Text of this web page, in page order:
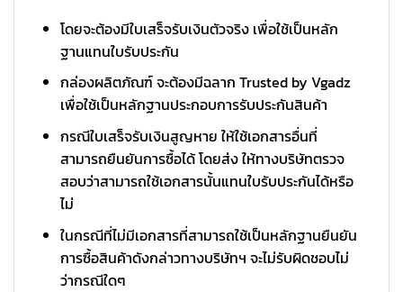
โดยจะต้องมีใบเสร็จรับเงินตัวจริง เพื่อใช้เป็นหลัก
ฐานแทนใบรับประกัน
กล่องผลิตภัณฑ์ จะต้องมีฉลาก Trusted by Vgadz
เพื่อใช้เป็นหลักฐานประกอบการรับประกันสินค้า
กรณีใบเสร็จรับเงินสูญหาย ให้ใช้เอกสารอื่นที่
สามารถยืนยันการซื้อได้ โดยส่ง ให้ทางบริษัทตรวจ
สอบว่าสามารถใช้เอกสารนั้นแทนใบรับประกันได้หรือ
ไม่
ในกรณีที่ไม่มีเอกสารที่สามารถใช้เป็นหลักฐานยืนยัน
การซื้อสินค้าดังกล่าวทางบริษัทฯ จะไม่รับผิดชอบไม่
ว่ากรณีใดๆ